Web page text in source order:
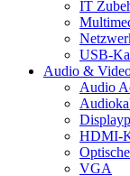
IT
USB-
Audio &
Audio
HDMI-
VGA